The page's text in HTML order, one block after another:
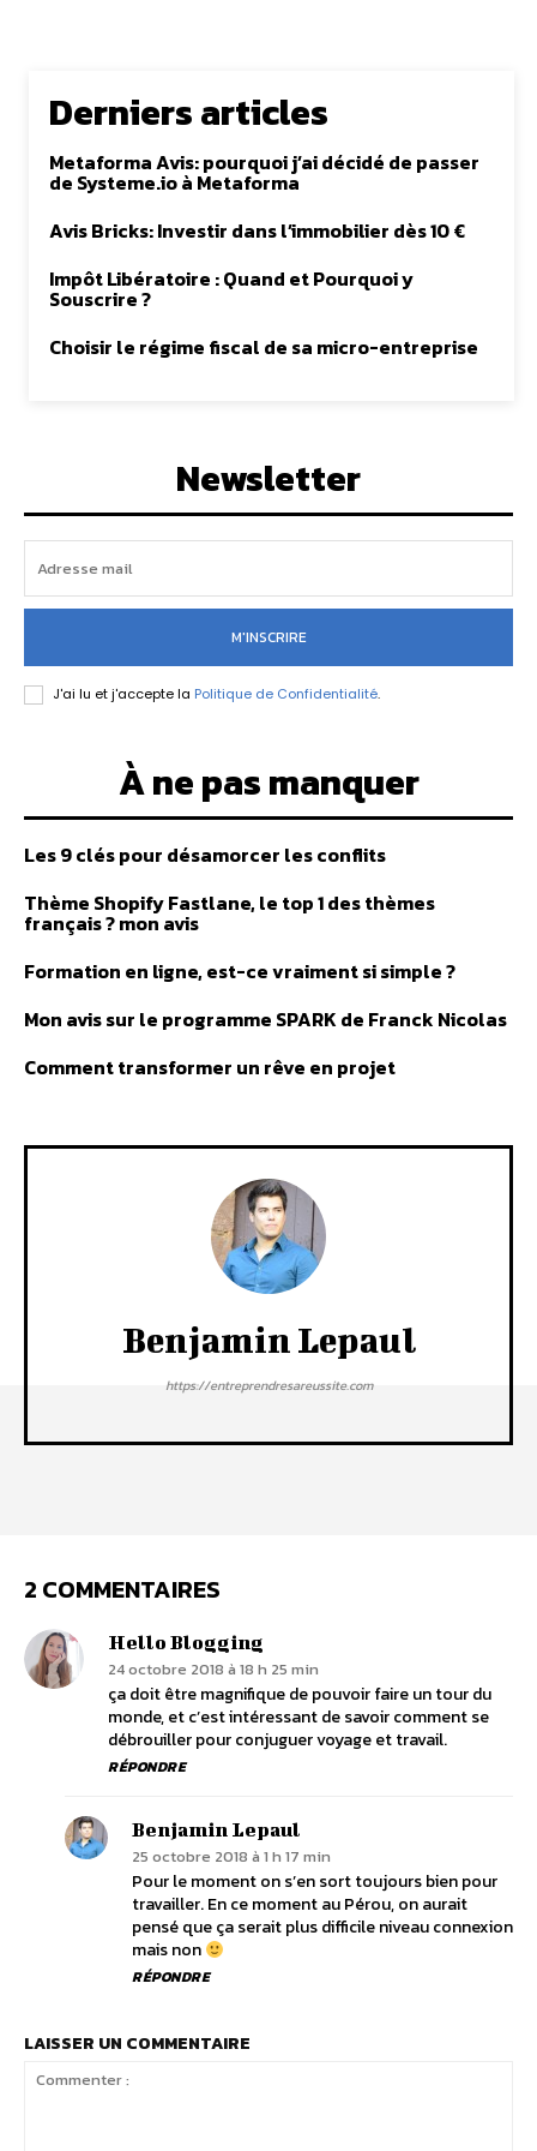
Derniers articles
Metaforma Avis: pourquoi j’ai décidé de passer
de Systeme.io à Metaforma
Avis Bricks: Investir dans l’immobilier dès 10 €
Impôt Libératoire : Quand et Pourquoi y
Souscrire ?
Choisir le régime fiscal de sa micro-entreprise
Newsletter
M'INSCRIRE
J'ai lu et j'accepte la Politique de Confidentialité.
À ne pas manquer
Les 9 clés pour désamorcer les conflits
Thème Shopify Fastlane, le top 1 des thèmes
français ? mon avis
Formation en ligne, est-ce vraiment si simple ?
Mon avis sur le programme SPARK de Franck Nicolas
Comment transformer un rêve en projet
Benjamin Lepaul
https://entreprendresareussite.com
2 COMMENTAIRES
Hello Blogging
24 octobre 2018 à 18 h 25 min
ça doit être magnifique de pouvoir faire un tour du
monde, et c’est intéressant de savoir comment se
débrouiller pour conjuguer voyage et travail.
RÉPONDRE
Benjamin Lepaul
25 octobre 2018 à 1 h 17 min
Pour le moment on s’en sort toujours bien pour
travailler. En ce moment au Pérou, on aurait
pensé que ça serait plus difficile niveau connexion
mais non
RÉPONDRE
LAISSER UN COMMENTAIRE